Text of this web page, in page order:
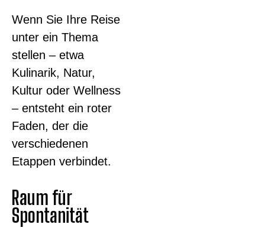
Wenn Sie Ihre Reise
unter ein Thema
stellen – etwa
Kulinarik, Natur,
Kultur oder Wellness
– entsteht ein roter
Faden, der die
verschiedenen
Etappen verbindet.
Raum für
Spontanität